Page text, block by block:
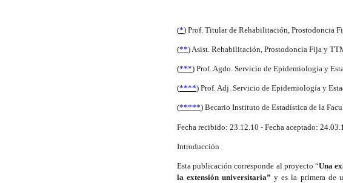
(*) Prof. Titular de Rehabilitación, Prostodoncia
(**) Asist. Rehabilitación, Prostodoncia Fija y
(***) Prof. Agdo. Servicio de Epidemiología y
(****) Prof. Adj. Servicio de Epidemiología y
(*****) Becario Instituto de Estadística de la
Fecha recibido: 23.12.10 - Fecha aceptado:
Introducción
Esta publicación corresponde al proyecto “Una
la extensión universitaria”y es la primera de